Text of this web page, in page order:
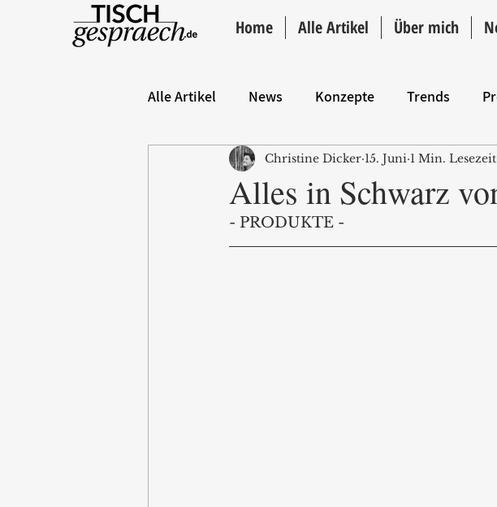
Home Alle Artikel Über mich
Alle Artikel News Konzepte Trends
Hintergrund ANZEIGE Intro
Alles in Schwarz
Christine Dicker 15. Juni 1 Min. Lesezeit
- PRODUKTE -